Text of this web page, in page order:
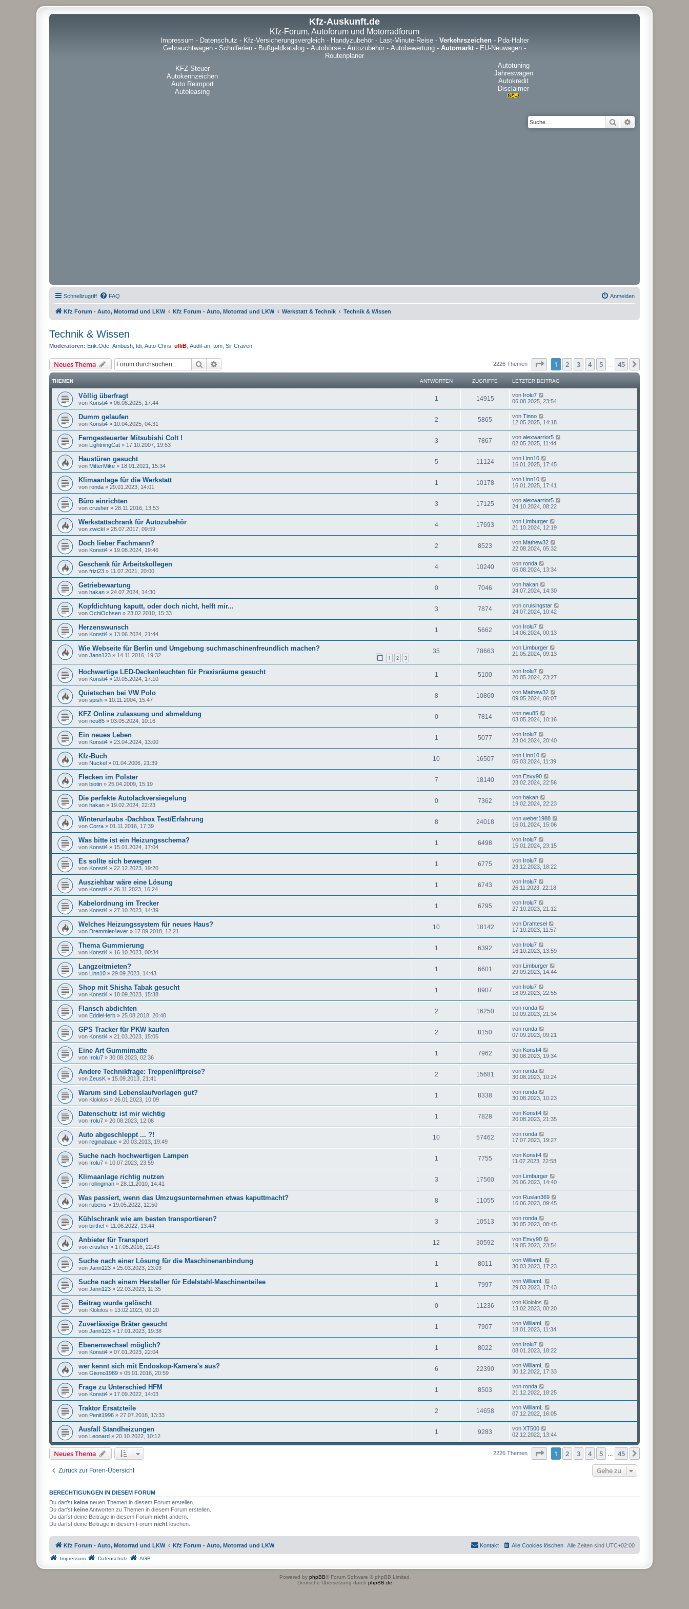
Kfz-Auskunft.de
Kfz-Forum, Autoforum und Motorradforum
Impressum - Datenschutz - Kfz-Versicherungsvergleich- Handyzubehör- Last-Minute-Reise- Verkehrszeichen- Pda-Halter
Gebrauchtwagen - Schulferien - Bußgeldkatalog - Autobörse - Autozubehör - Autobewertung - Automarkt - EU-Neuwagen -
Routenplaner
KFZ-Steuer
Autokennzeichen
Auto Reimport
Autoleasing
Autotuning
Jahreswagen
Autokredit
Disclaimer
Suche
Schnellzugriff FAQ Anmelden
Kfz Forum - Auto, Motorrad und LKW Kfz Forum - Auto, Motorrad und LKW Werkstatt & Technik Technik & Wissen
Technik & Wissen
Moderatoren: Erik.Ode Ambush tdi Auto-Chris ulliB AudiFan tom Sir Craven
Neues Thema Suche 2226 Themen Seite von45
1 2 3 4 5 45
THEMEN ANTWORTEN ZUGRIFFE LETZTER BEITRAG
Völlig überfragt
von Konsti4 » 06.08.2025, 17:44
1 14915 von Irolu7
06.08.2025, 23:54
Dumm gelaufen
von Konsti4 » 10.04.2025, 04:31
2 5865 von Tinno
12.05.2025, 14:18
Ferngesteuerter Mitsubishi Colt !
von LightningCat » 17.10.2007, 19:53
3 7867 von alexwarrior5
02.05.2025, 11:44
Haustüren gesucht
von MitterMike » 18.01.2021, 15:34
5 11124 von Linn10
16.01.2025, 17:45
Klimaanlage für die Werkstatt
von ronda » 29.01.2023, 14:01
1 10178 von Linn10
16.01.2025, 17:41
Büro einrichten
von crusher » 28.11.2016, 13:53
3 17125 von alexwarrior5
24.10.2024, 08:22
Werkstattschrank für Autozubehör
von zwickl » 28.07.2017, 09:59
4 17693 von Limburger
21.10.2024, 12:19
Doch lieber Fachmann?
von Konsti4 » 19.08.2024, 19:46
2 8523 von Mathew32
22.08.2024, 05:32
Geschenk für Arbeitskollegen
von frizi23 » 11.07.2021, 20:00
4 10240 von ronda
06.08.2024, 13:34
Getriebewartung
von hakan » 24.07.2024, 14:30
0 7046 von hakan
24.07.2024, 14:30
Kopfdichtung kaputt, oder doch nicht, helft mir...
von OchiOchsen » 23.02.2010, 15:33
3 7874 von cruisingstar
24.07.2024, 10:42
Herzenswunsch
von Konsti4 » 13.06.2024, 21:44
1 5662 von Irolu7
14.06.2024, 00:13
Wie Webseite für Berlin und Umgebung suchmaschinenfreundlich machen?
von Jann123 » 14.11.2016, 19:32 1 2 3
35 78663 von Limburger
21.05.2024, 09:13
Hochwertige LED-Deckenleuchten für Praxisräume gesucht
von Konsti4 » 20.05.2024, 17:10
1 5100 von Irolu7
20.05.2024, 23:27
Quietschen bei VW Polo
von spish » 10.11.2004, 15:47
8 10860 von Mathew32
09.05.2024, 06:07
KFZ Online zulassung und abmeldung
von neu85 » 03.05.2024, 10:16
0 7814 von neu85
03.05.2024, 10:16
Ein neues Leben
von Konsti4 » 23.04.2024, 13:00
1 5077 von Irolu7
23.04.2024, 20:40
Kfz-Buch
von Nuckel » 01.04.2006, 21:39
10 16507 von Linn10
05.03.2024, 11:39
Flecken im Polster
von biotin » 25.04.2009, 15:19
7 18140 von Envy90
23.02.2024, 22:56
Die perfekte Autolackversiegelung
von hakan » 19.02.2024, 22:23
0 7362 von hakan
19.02.2024, 22:23
Winterurlaubs -Dachbox Test/Erfahrung
von Corra » 01.11.2016, 17:39
8 24018 von weber1988
16.01.2024, 15:06
Was bitte ist ein Heizungsschema?
von Konsti4 » 15.01.2024, 17:04
1 6498 von Irolu7
15.01.2024, 23:15
Es sollte sich bewegen
von Konsti4 » 22.12.2023, 19:20
1 6775 von Irolu7
23.12.2023, 18:22
Ausziehbar wäre eine Lösung
von Konsti4 » 26.11.2023, 16:24
1 6743 von Irolu7
26.11.2023, 22:18
Kabelordnung im Trecker
von Konsti4 » 27.10.2023, 14:39
1 6795 von Irolu7
27.10.2023, 21:12
Welches Heizungssystem für neues Haus?
von Dremmler4ever » 17.09.2018, 12:21
10 18142 von Drahtesel
17.10.2023, 11:57
Thema Gummierung
von Konsti4 » 16.10.2023, 00:34
1 6392 von Irolu7
16.10.2023, 13:59
Langzeitmieten?
von Linn10 » 29.09.2023, 14:43
1 6601 von Limburger
29.09.2023, 14:44
Shop mit Shisha Tabak gesucht
von Konsti4 » 18.09.2023, 15:38
1 8907 von Irolu7
18.09.2023, 22:55
Flansch abdichten
von EddieHerb » 25.08.2018, 20:40
2 16250 von ronda
10.09.2023, 21:34
GPS Tracker für PKW kaufen
von Konsti4 » 21.03.2023, 15:05
2 8150 von ronda
07.09.2023, 09:21
Eine Art Gummimatte
von Irolu7 » 30.08.2023, 02:36
1 7962 von Konsti4
30.08.2023, 19:34
Andere Technikfrage: Treppenliftpreise?
von ZeusK » 15.09.2013, 21:41
2 15681 von ronda
30.08.2023, 10:24
Warum sind Lebenslaufvorlagen gut?
von Klololos » 26.01.2023, 10:09
1 8338 von ronda
30.08.2023, 10:23
Datenschutz ist mir wichtig
von Irolu7 » 20.08.2023, 12:08
1 7828 von Konsti4
20.08.2023, 21:35
Auto abgeschleppt ... ?!
von reginabaue » 20.03.2013, 19:49
10 57462 von ronda
17.07.2023, 19:27
Suche nach hochwertigen Lampen
von Irolu7 » 10.07.2023, 23:59
1 7755 von Konsti4
11.07.2023, 22:58
Klimaanlage richtig nutzen
von rollingman » 28.11.2010, 14:41
3 17560 von Limburger
26.06.2023, 14:40
Was passiert, wenn das Umzugsunternehmen etwas kaputtmacht?
von rubens » 19.05.2022, 12:50
8 11055 von Ruslan369
16.06.2023, 09:45
Kühlschrank wie am besten transportieren?
von birthel » 11.06.2022, 13:44
3 10513 von ronda
30.05.2023, 08:45
Anbieter für Transport
von crusher » 17.05.2016, 22:43
12 30592 von Envy90
19.05.2023, 23:54
Suche nach einer Lösung für die Maschinenanbindung
von Jann123 » 25.03.2023, 23:03
1 8011 von WilliamL
30.03.2023, 17:23
Suche nach einem Hersteller für Edelstahl-Maschinenteilee
von Jann123 » 22.03.2023, 11:35
1 7997 von WilliamL
29.03.2023, 17:43
Beitrag wurde gelöscht
von Klololos » 13.02.2023, 00:20
0 11236 von Klololos
13.02.2023, 00:20
Zuverlässige Bräter gesucht
von Jann123 » 17.01.2023, 19:38
1 7907 von WilliamL
18.01.2023, 11:34
Ebenenwechsel möglich?
von Konsti4 » 07.01.2023, 22:04
1 8022 von Irolu7
08.01.2023, 18:22
wer kennt sich mit Endoskop-Kamera's aus?
von Gismo1989 » 05.01.2016, 20:59
6 22390 von WilliamL
30.12.2022, 17:33
Frage zu Unterschied HFM
von Konsti4 » 17.09.2022, 14:03
1 8503 von ronda
21.12.2022, 18:25
Traktor Ersatzteile
von Penit1996 » 27.07.2018, 13:33
2 14658 von WilliamL
07.12.2022, 16:05
Ausfall Standheizungen
von Leonard » 20.10.2022, 10:12
1 9283 von XT500
02.12.2022, 13:44
Neues Thema 2226 Themen Seite von45
1 2 3 4 5 45
Zurück zur Foren-Übersicht Gehe zu
BERECHTIGUNGEN IN DIESEM FORUM
Du darfst keine neuen Themen in diesem Forum erstellen.
Du darfst keineAntworten zu Themen in diesem Forum erstellen.
Du darfst deine Beiträge in diesem Forum nicht ändern.
Du darfst deine Beiträge in diesem Forum nicht löschen.
Kfz Forum - Auto, Motorrad und LKW Kfz Forum - Auto, Motorrad und LKW Alle Zeiten sind UTC+02:00
Alle Cookies löschen
Kontakt
Impressum Datenschutz AGB
Powered by phpBB® Forum Software © phpBB Limited
Deutsche Übersetzung durch phpBB.de